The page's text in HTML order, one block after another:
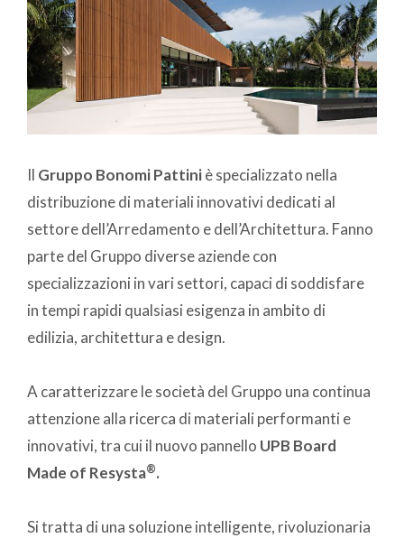
Il Gruppo Bonomi Pattiniè specializzato nella
distribuzione di materiali innovativi dedicati al
settore dell’Arredamento e dell’Architettura. Fanno
parte del Gruppo diverse aziende con
specializzazioni in vari settori, capaci di soddisfare
in tempi rapidi qualsiasi esigenza in ambito di
edilizia, architettura e design.
A caratterizzare le società del Gruppo una continua
attenzione alla ricerca di materiali performanti e
innovativi, tra cui il nuovo pannello UPB Board
Made of Resysta®.
Si tratta di una soluzione intelligente, rivoluzionaria